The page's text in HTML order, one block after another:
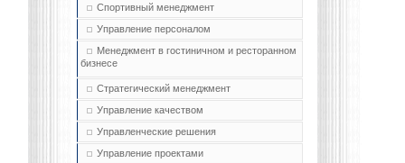
Спортивный менеджмент
Управление персоналом
Менеджмент в гостиничном и ресторанном
бизнесе
Стратегический менеджмент
Управление качеством
Управленческие решения
Управление проектами